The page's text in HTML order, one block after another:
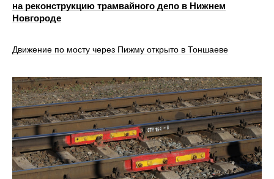
на реконструкцию трамвайного депо в Нижнем
Новгороде
Движение по мосту через Пижму открыто в Тоншаеве